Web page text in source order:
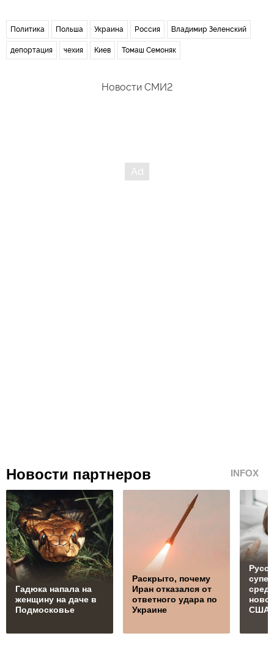
Политика Польша Украина Россия Владимир Зеленский
депортация чехия Киев Томаш Семоняк
Новости СМИ2
Новости партнеров INFOX
Гадюка напала на
женщину на даче в
Подмосковье
Раскрыто, почему
Иран отказался от
ответного удара по
Украине
США